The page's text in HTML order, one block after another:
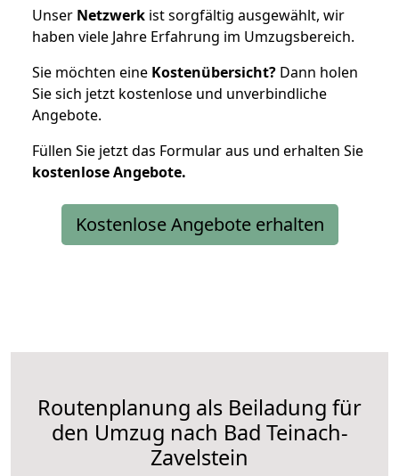
Unser Netzwerk ist sorgfältig ausgewählt, wir
haben viele Jahre Erfahrung im Umzugsbereich.
Sie möchten eine Kostenübersicht? Dann holen
Sie sich jetzt kostenlose und unverbindliche
Angebote.
Füllen Sie jetzt das Formular aus und erhalten Sie
kostenloseAngebote.
Kostenlose Angebote erhalten
Routenplanung als Beiladung für
den Umzug nach Bad Teinach-
Zavelstein